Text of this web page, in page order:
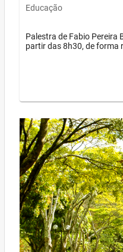
Educação
Palestra de Fabio Pereira
partir das 8h30, de forma